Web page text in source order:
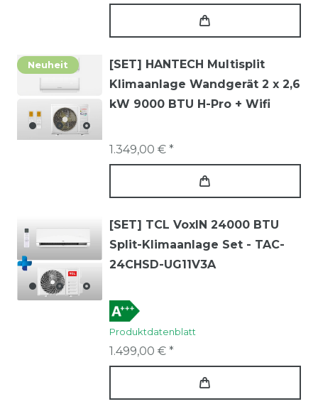
Neuheit
[SET] HANTECH Multisplit
Klimaanlage Wandgerät 2 x 2,6
kW 9000 BTU H-Pro + Wifi
1.349,00 € *
[SET] TCL VoxIN 24000 BTU
Split-Klimaanlage Set - TAC-
24CHSD-UG11V3A
Produktdatenblatt
1.499,00 € *